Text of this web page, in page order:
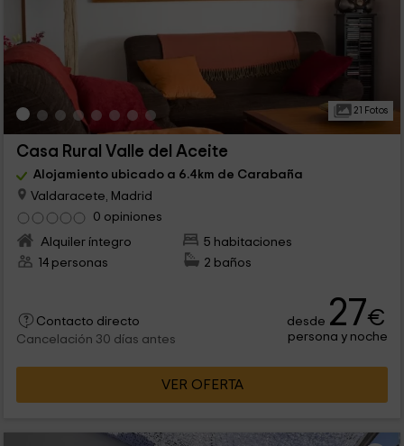
21 Fotos
Casa Rural Valle del Aceite
Alojamiento ubicado a 6.4km de Carabaña
Valdaracete, Madrid
0 opiniones
Alquiler íntegro
5 habitaciones
14 personas
2 baños
Contacto directo
Cancelación 30 días antes
desde 27€
persona y noche
VER OFERTA